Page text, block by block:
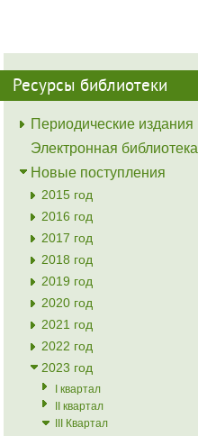
Ресурсы библиотеки
Периодические издания
Электронная библиотека
Новые поступления
2015 год
2016 год
2017 год
2018 год
2019 год
2020 год
2021 год
2022 год
2023 год
I квартал
II квартал
III Квартал